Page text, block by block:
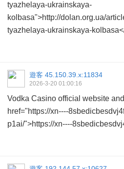
tyazhelaya-ukrainskaya-
kolbasa">http://dolan.org.ua/
tyazhelaya-ukrainskaya-
遊客 45.150.39.x:11834
2026-3-20 01:00:16
Vodka Casino official website
href="https://xn----
p1ai/">https://xn----